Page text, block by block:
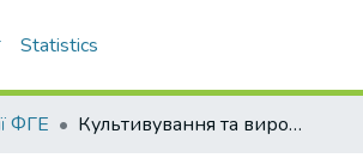
Statistics
ФГЕ Культивування та вирощування ракоподібних